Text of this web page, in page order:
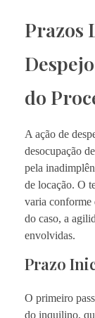
Prazos
do
A ação de
desocupação
pela
de locação. O
varia conforme
do caso, a
envolvidas.
Prazo
O primeiro
do inquilino,